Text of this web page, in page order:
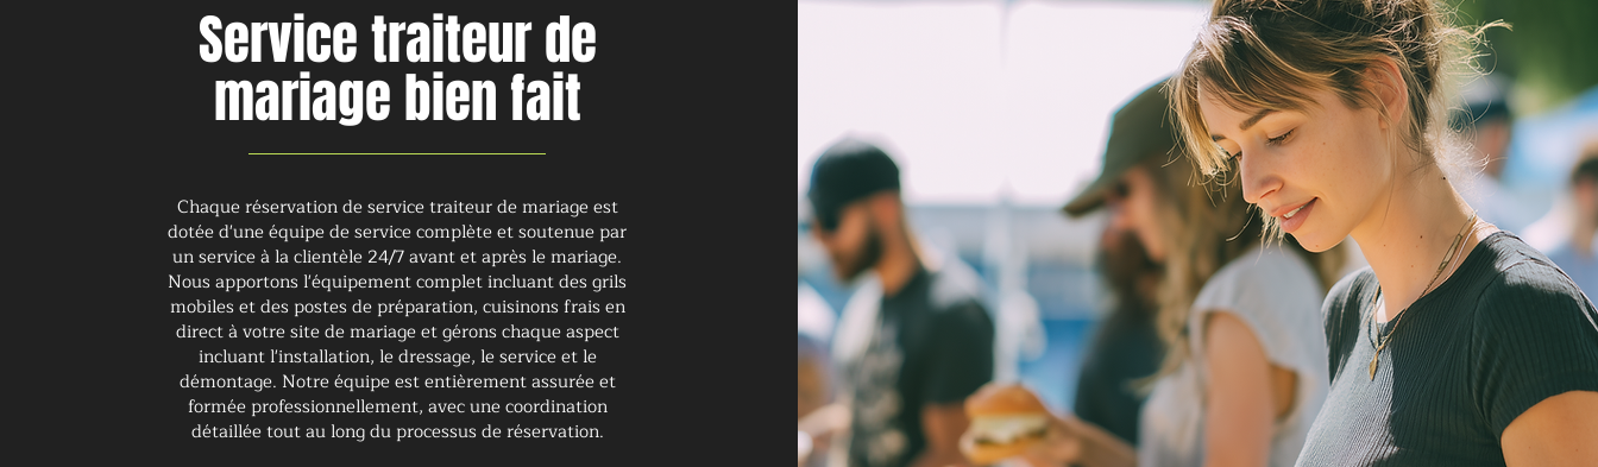
Service traiteur de
mariage bien fait
Chaque réservation de service traiteur de mariage est
dotée d'une équipe de service complète et soutenue par
un service à la clientèle 24/7 avant et après le mariage.
Nous apportons l'équipement complet incluant des grils
mobiles et des postes de préparation, cuisinons frais en
direct à votre site de mariage et gérons chaque aspect
incluant l'installation, le dressage, le service et le
démontage. Notre équipe est entièrement assurée et
formée professionnellement, avec une coordination
détaillée tout au long du processus de réservation.